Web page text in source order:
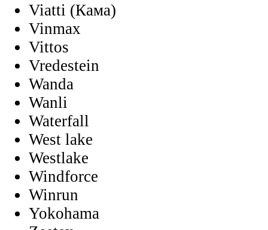
Viatti (Кама)
Vinmax
Vittos
Vredestein
Wanda
Wanli
Waterfall
West lake
Westlake
Windforce
Winrun
Yokohama